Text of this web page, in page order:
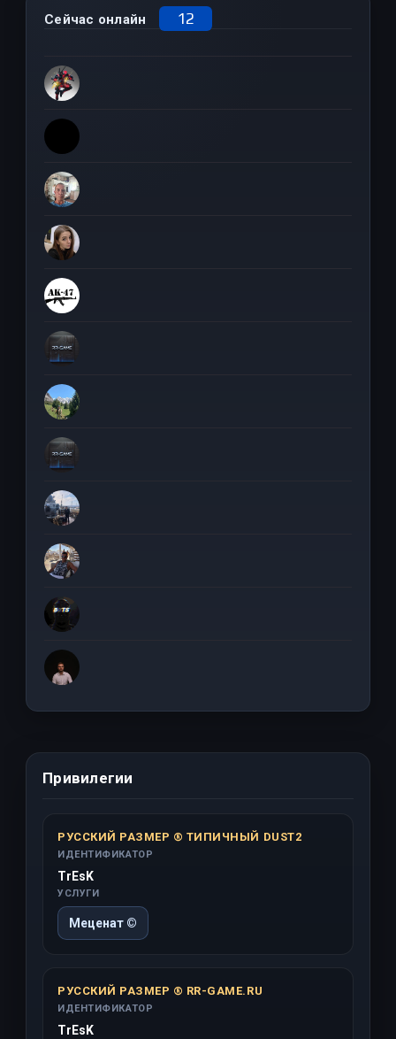
Сейчас онлайн 12
Привилегии
РУССКИЙ РАЗМЕР ® ТИПИЧНЫЙ DUST2
ИДЕНТИФИКАТОР
TrEsK
УСЛУГИ
Меценат ©
РУССКИЙ РАЗМЕР ® RR-GAME.RU
ИДЕНТИФИКАТОР
TrEsK